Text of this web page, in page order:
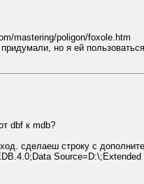
mastering/poligon/foxole.htm
но я ей
dbf к mdb?
сделаеш строку с